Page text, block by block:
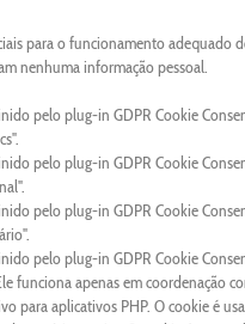
para o funcionamento
nenhuma informação pessoal.
pelo plug-in GDPR Cookie
pelo plug-in GDPR Cookie
pelo plug-in GDPR Cookie
pelo plug-in GDPR Cookie
funciona apenas em coordenação
para aplicativos PHP. O cookie é